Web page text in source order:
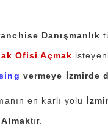
Danışmanlık
Ofisi Açmak
vermeye İzmirde
en karlı yolu
tır.